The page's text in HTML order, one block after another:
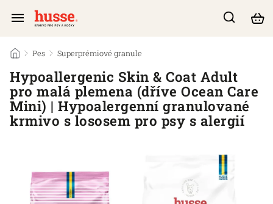
/ Pes / Superprémiové granule
Hypoallergenic Skin & Coat Adult
pro malá plemena (dříve Ocean Care
Mini) | Hypoalergenní granulované
krmivo s lososem pro psy s alergií